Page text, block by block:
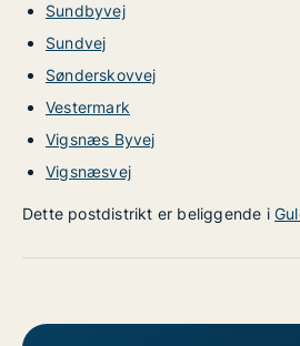
Sundbyvej
Sundvej
Sønderskovvej
Vestermark
Vigsnæs Byvej
Vigsnæsvej
Dette postdistrikt er beliggende i